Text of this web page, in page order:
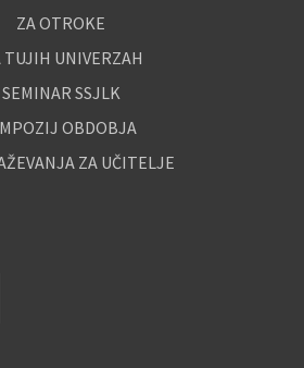
ZA OTROKE
TUJIH UNIVERZAH
SEMINAR SSJLK
OBDOBJA
ZA UČITELJE